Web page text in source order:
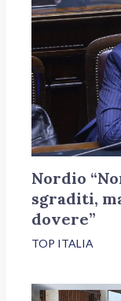
Nordio
sgraditi,
dovere”
TOP ITALIA